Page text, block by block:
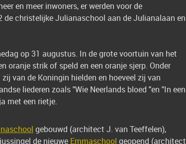
en meer inwoners, er werden voor de
de christelijke Julianaschool aan de Julianalaan en
op 31 augustus. In de grote voortuin van het
oranje strik of speld en een oranje sjerp. Onder
van de Koningin hielden en hoeveel zij van
liederen zoals "Wie Neerlands bloed "en "In een
met een rietje.
gebouwd (architect J. van Teeffelen),
de nieuwe Emmaschool geopend (architect